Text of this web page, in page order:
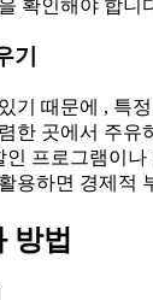
확인해야 합니
기
기 때문에 , 특
한 곳에서 주유
프로그램이나
용하면 경제적
방법